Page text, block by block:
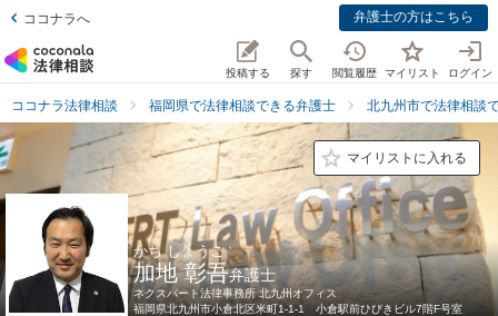
ココナラへ 弁護士の方はこちら
投稿する 探す 閲覧履歴 マイリスト ログイン
ココナラ法律相談 福岡県で法律相談できる弁護士 北九州市で法律相談
マイリストに入れる
かち しょうご
加地 彰吾弁護士
ネクスパート法律事務所 北九州オフィス
福岡県北九州市小倉北区米町1-1-1 小倉駅前ひびきビル7階F号室